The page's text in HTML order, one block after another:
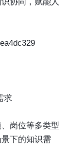
协同，赋能人
求
岗位等多类型
下的知识需